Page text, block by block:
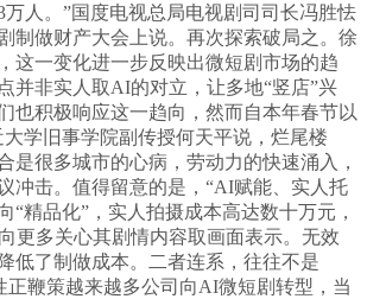
万人。”国度电视总局电视剧司司长冯胜怯
制做财产大会上说。再次探索破局之。徐
这一变化进一步反映出微短剧市场的趋
并非实人取AI的对立，让多地“竖店”兴
也积极响应这一趋向，然而自本年春节以
学旧事学院副传授何天平说，烂尾楼
是很多城市的心病，劳动力的快速涌入，
冲击。值得留意的是，“AI赋能、实人托
“精品化”，实人拍摄成本高达数十万元，
更多关心其剧情内容取画面表示。无效
低了制做成本。二者连系，往往不是
正鞭策越来越多公司向AI微短剧转型，当